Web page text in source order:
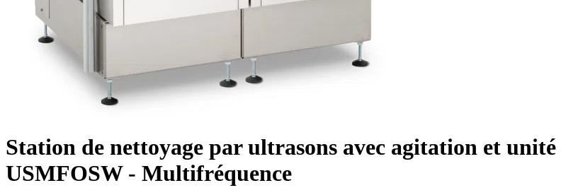
Station de nettoyage par ultrasons avec agitation et
USMFOSW - Multifréquence